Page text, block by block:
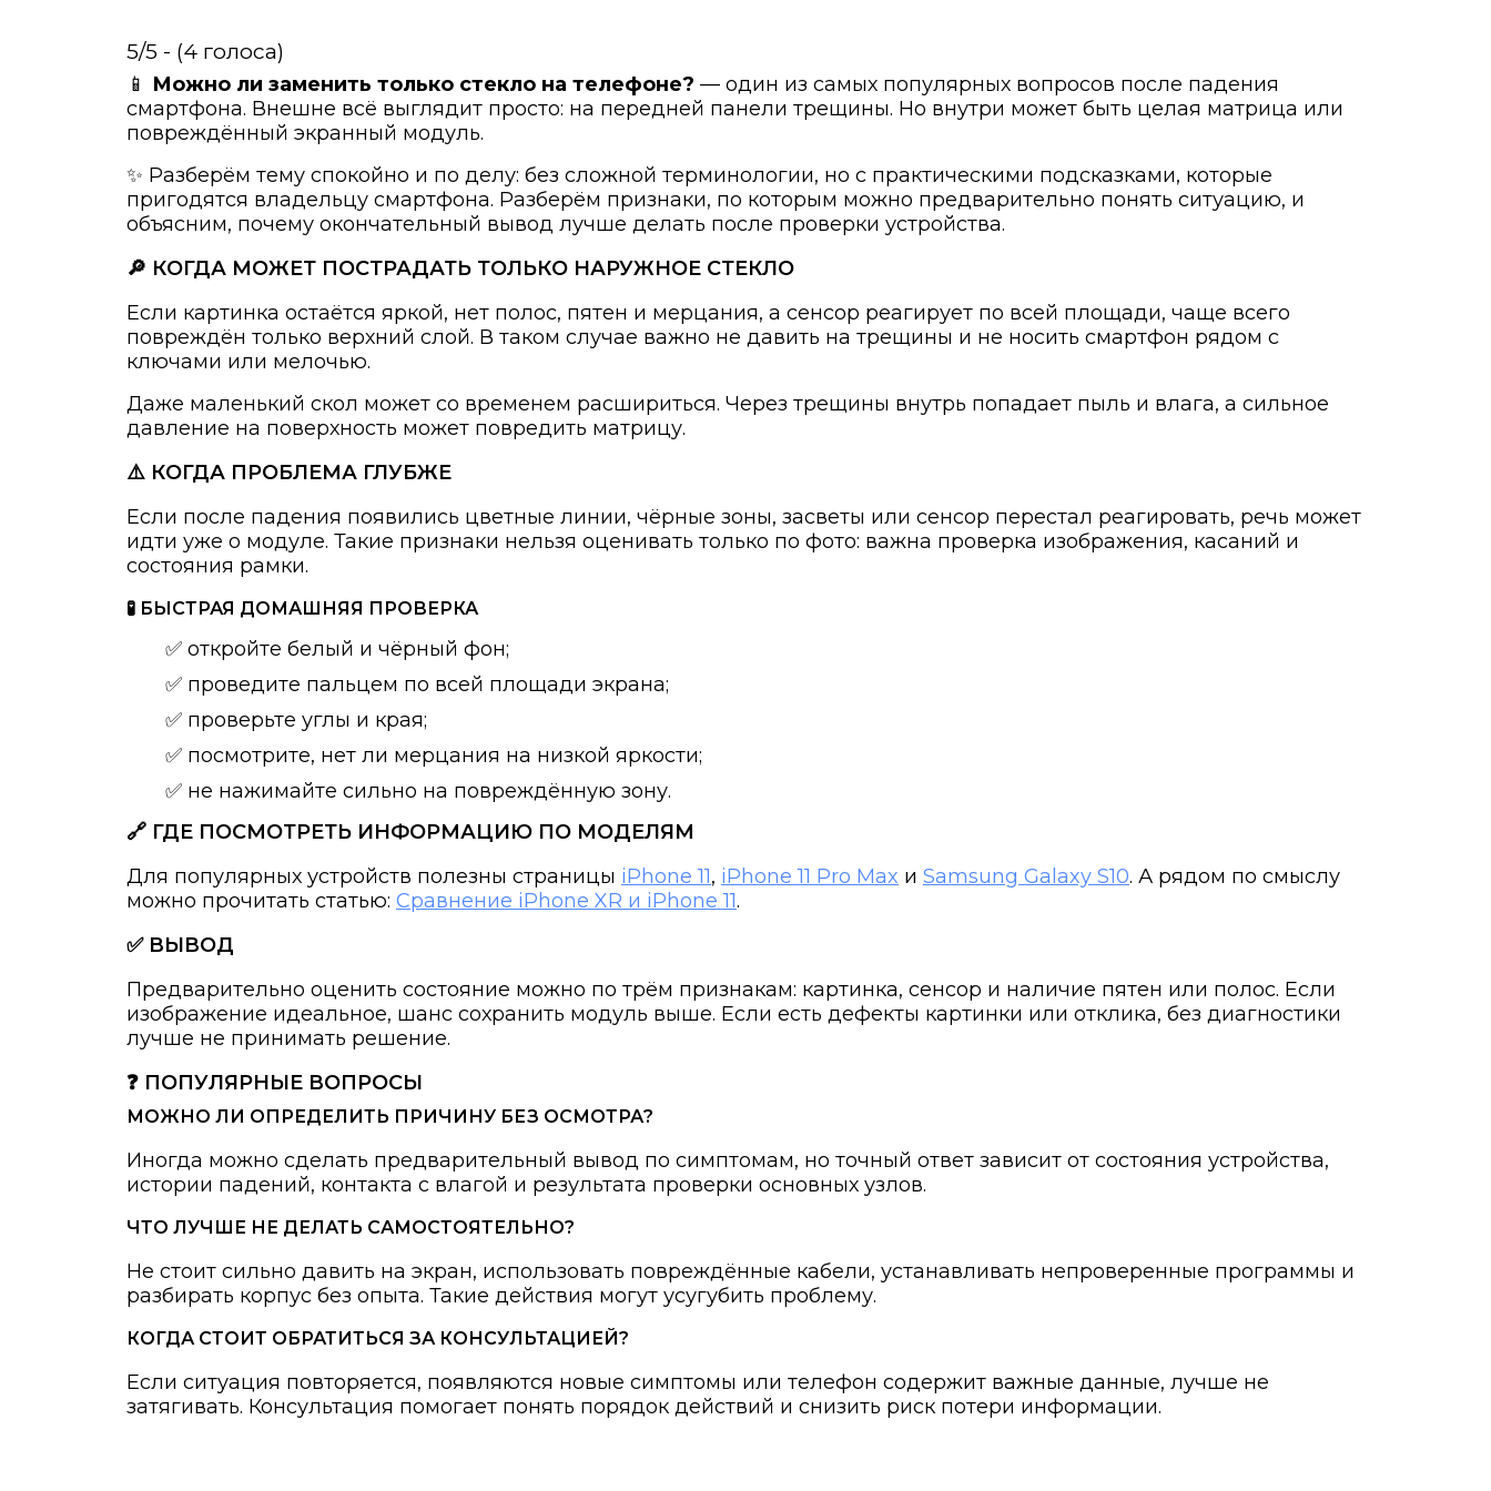
5/5 - (4 голоса)
📱 Можно ли заменить только стекло на телефоне? — один из самых популярных вопросов после падения
смартфона. Внешне всё выглядит просто: на передней панели трещины. Но внутри может быть целая матрица или
повреждённый экранный модуль.
✨ Разберём тему спокойно и по делу: без сложной терминологии, но с практическими подсказками, которые
пригодятся владельцу смартфона. Разберём признаки, по которым можно предварительно понять ситуацию, и
объясним, почему окончательный вывод лучше делать после проверки устройства.
🔎 КОГДА МОЖЕТ ПОСТРАДАТЬ ТОЛЬКО НАРУЖНОЕ СТЕКЛО
Если картинка остаётся яркой, нет полос, пятен и мерцания, а сенсор реагирует по всей площади, чаще всего
повреждён только верхний слой. В таком случае важно не давить на трещины и не носить смартфон рядом с
ключами или мелочью.
Даже маленький скол может со временем расшириться. Через трещины внутрь попадает пыль и влага, а сильное
давление на поверхность может повредить матрицу.
⚠️ КОГДА ПРОБЛЕМА ГЛУБЖЕ
Если после падения появились цветные линии, чёрные зоны, засветы или сенсор перестал реагировать, речь может
идти уже о модуле. Такие признаки нельзя оценивать только по фото: важна проверка изображения, касаний и
состояния рамки.
🧪 БЫСТРАЯ ДОМАШНЯЯ ПРОВЕРКА
✅ откройте белый и чёрный фон;
✅ проведите пальцем по всей площади экрана;
✅ проверьте углы и края;
✅ посмотрите, нет ли мерцания на низкой яркости;
✅ не нажимайте сильно на повреждённую зону.
🔗 ГДЕ ПОСМОТРЕТЬ ИНФОРМАЦИЮ ПО МОДЕЛЯМ
Для популярных устройств полезны страницы iPhone 11, iPhone 11 Pro Max и Samsung Galaxy S10. А рядом по смыслу
можно прочитать статью: Сравнение iPhone XR и iPhone 11.
✅ ВЫВОД
Предварительно оценить состояние можно по трём признакам: картинка, сенсор и наличие пятен или полос. Если
изображение идеальное, шанс сохранить модуль выше. Если есть дефекты картинки или отклика, без диагностики
лучше не принимать решение.
❓ ПОПУЛЯРНЫЕ ВОПРОСЫ
МОЖНО ЛИ ОПРЕДЕЛИТЬ ПРИЧИНУ БЕЗ ОСМОТРА?
Иногда можно сделать предварительный вывод по симптомам, но точный ответ зависит от состояния устройства,
истории падений, контакта с влагой и результата проверки основных узлов.
ЧТО ЛУЧШЕ НЕ ДЕЛАТЬ САМОСТОЯТЕЛЬНО?
Не стоит сильно давить на экран, использовать повреждённые кабели, устанавливать непроверенные программы и
разбирать корпус без опыта. Такие действия могут усугубить проблему.
КОГДА СТОИТ ОБРАТИТЬСЯ ЗА КОНСУЛЬТАЦИЕЙ?
Если ситуация повторяется, появляются новые симптомы или телефон содержит важные данные, лучше не
затягивать. Консультация помогает понять порядок действий и снизить риск потери информации.